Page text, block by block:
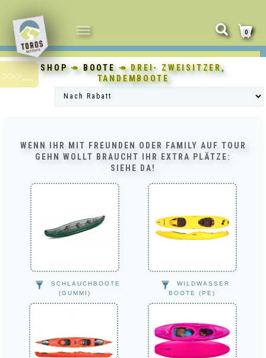
NAVIGATION
UMSCHALTEN
0
SHOP↠ BOOTE↠ DREI- ZWEISITZER,
TANDEMBOOTE
WENN IHR MIT FREUNDEN ODER FAMILY AUF TOUR
GEHN WOLLT BRAUCHT IHR EXTRA PLÄTZE:
SIEHE DA!
SCHLAUCHBOOTE
(GUMMI)
WILDWASSER
BOOTE (PE)